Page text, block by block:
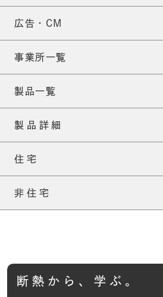
TOP
広告・CM
事業所一覧
製品一覧
製品詳細
ネオマフォーム
ネオマ耐火スパンウォール
ネオマ断熱ボード
住宅
住宅TOP
施工について
ネオマアカデミー
非住宅
産業資材
断熱から、学ぶ。